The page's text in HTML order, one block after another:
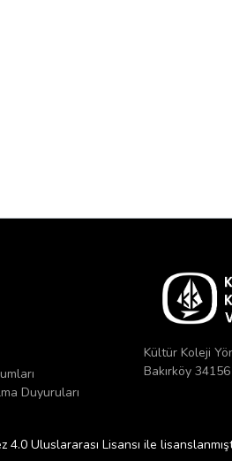
Duyuruları
Kültür Koleji
Bakırköy
Uluslararası Lisansı ile